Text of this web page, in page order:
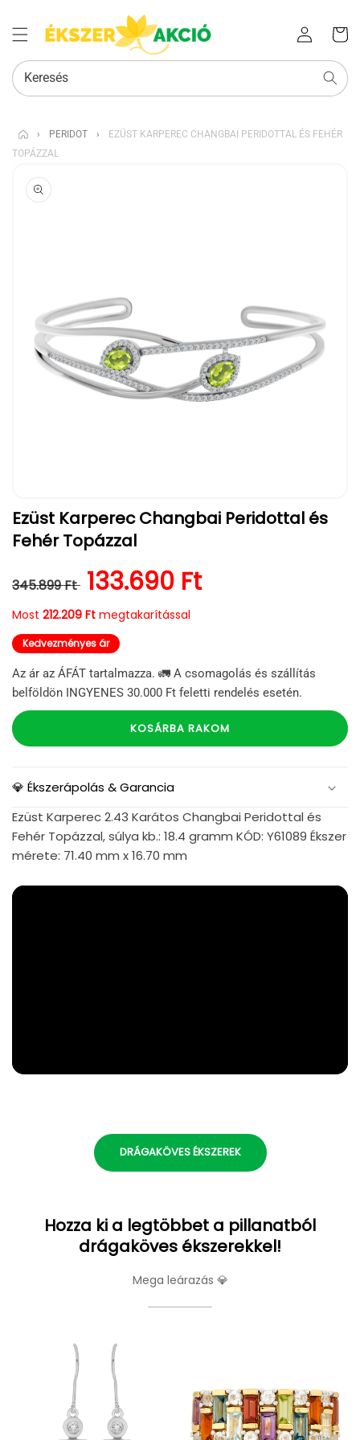
Bejelentkezés
kosara
Keresés
› PERIDOT ›
EZÜST KARPEREC CHANGBAI PERIDOTTAL ÉS FEHÉR
TOPÁZZAL
UGRÁS A
TERMÉKADATOKRA
médiafájl
megnyitása
a
Ezüst Karperec Changbai Peridottal és
Fehér Topázzal
Normál ár
345.899 Ft Kedvezményes ár
133.690 Ft
Most 212.209 Ft megtakarítással
Kedvezményes ár
Az ár az ÁFÁT tartalmazza. 🚛 A csomagolás és szállítás
belföldön INGYENES 30.000 Ft feletti rendelés esetén.
KOSÁRBA RAKOM
💎 Ékszerápolás & Garancia
Ezüst Karperec 2.43 Karátos Changbai Peridottal és
Fehér Topázzal, súlya kb.: 18.4 gramm KÓD: Y61089 Ékszer
mérete: 71.40 mm x 16.70 mm
DRÁGAKÖVES ÉKSZEREK
Hozza ki a legtöbbet a pillanatból
drágaköves ékszerekkel!
Mega leárazás 💎